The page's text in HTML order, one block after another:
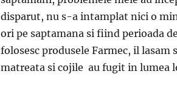
disparut, nu s-a intamplat nici o
ori pe saptamana si fiind perioada
folosesc produsele Farmec, il lasam
matreata si cojile au fugit in lumea